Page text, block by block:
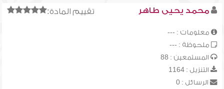
تقييم المادة: محمد يحيى طاهر
معلومات : ---
ملحوظة : ---
المستمعين : 88
التنزيل : 1164
الرسائل : 0